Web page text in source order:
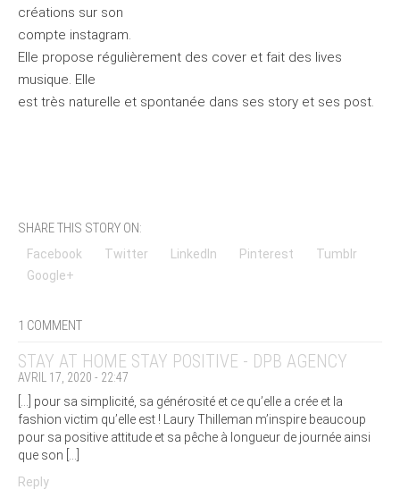
créations sur son
compte instagram.
Elle propose régulièrement des cover et fait des lives
musique. Elle
est très naturelle et spontanée dans ses story et ses post.
SHARE THIS STORY ON:
Facebook Twitter LinkedIn Pinterest
Tumblr
Google+
1 COMMENT
STAY AT HOME STAY POSITIVE - DPB AGENCY
AVRIL 17, 2020 - 22:47
[…] pour sa simplicité, sa générosité et ce qu’elle a crée et la
fashion victim qu’elle est ! Laury Thilleman m’inspire beaucoup
pour sa positive attitude et sa pêche à longueur de journée ainsi
que son […]
Reply